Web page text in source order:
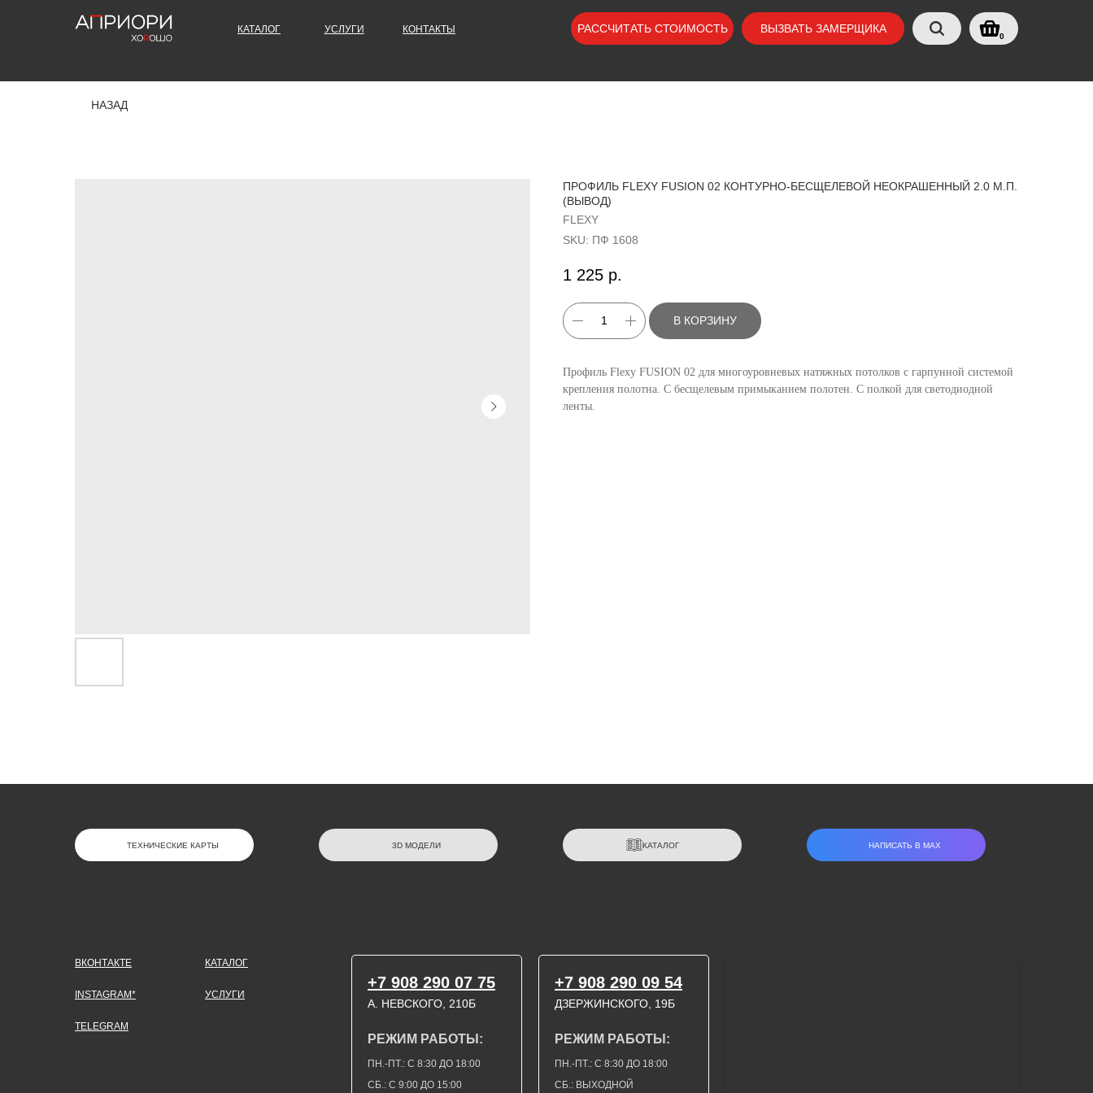
КОНТАКТЫ
УСЛУГИ
КАТАЛОГ ВЫЗВАТЬ ЗАМЕРЩИКА
РАССЧИТАТЬ СТОИМОСТЬ
0
НАЗАД
ПРОФИЛЬ FLEXY FUSION 02 КОНТУРНО-БЕСЩЕЛЕВОЙ НЕОКРАШЕННЫЙ 2.0 М.П.
(ВЫВОД)
FLEXY
SKU: ПФ 1608
1 225 р.
В КОРЗИНУ
Профиль Flexy FUSION 02 для многоуровневых натяжных потолков с гарпунной системой
крепления полотна. С бесщелевым примыканием полотен. С полкой для светодиодной
ленты.
НАПИСАТЬ В МАХ
КАТАЛОГ
3D МОДЕЛИ
ТЕХНИЧЕСКИЕ КАРТЫ
TELEGRAM
INSTAGRAM*
ВКОНТАКТЕ
ДЗЕРЖИНСКОГО, 19Б
СБ.: С 9:00 ДО 15:00
ПН.-ПТ.: С 8:30 ДО 18:00
А. НЕВСКОГО, 210Б
УСЛУГИ
+7 908 290 09 54
РЕЖИМ РАБОТЫ:
СБ.: ВЫХОДНОЙ
ПН.-ПТ.: С 8:30 ДО 18:00
РЕЖИМ РАБОТЫ:
+7 908 290 07 75
КАТАЛОГ